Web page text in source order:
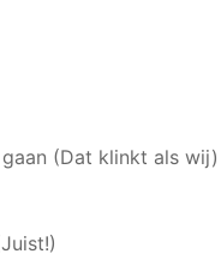
(Dat klinkt als wij)